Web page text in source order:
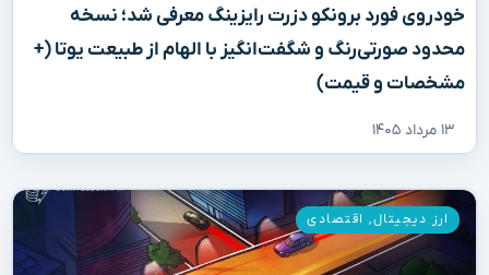
خودروی فورد برونکو دزرت رایزینگ معرفی شد؛ نسخه
محدود صورتی‌رنگ و شگفت‌انگیز با الهام از طبیعت یوتا (+
مشخصات و قیمت)
۱۳ مرداد ۱۴۰۵
ارز دیجیتال, اقتصادی